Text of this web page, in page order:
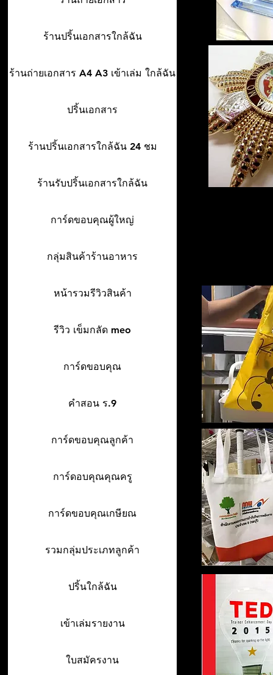
ร้านปริ้นเอกสารใกล้ฉัน
ร้านถ่ายเอกสาร A4 A3 เข้าเล่ม ใกล้ฉัน
ปริ้นเอกสาร
ร้านปริ้นเอกสารใกล้ฉัน 24 ชม
ร้านรับปริ้นเอกสารใกล้ฉัน
การ์ดขอบคุณผู้ใหญ่
กลุ่มสินค้าร้านอาหาร
หน้ารวมรีวิวสินค้า
รีวิว เข็มกลัด meo
การ์ดขอบคุณ
คำสอน ร.9
การ์ดขอบคุณลูกค้า
การ์ดอบคุณคุณครู
การ์ดขอบคุณเกษียณ
รวมกลุ่มประเภทลูกค้า
ปริ้นใกล้ฉัน
เข้าเล่มรายงาน
ใบสมัครงาน